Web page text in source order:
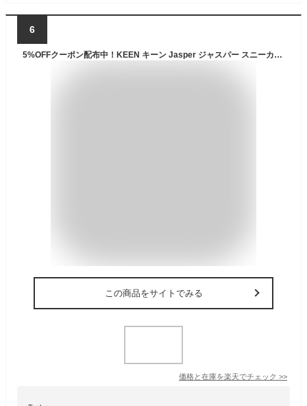
6
5%OFFクーポン配布中！KEEN キーン Jasper ジャスパー スニーカー シューズ 靴アウトドアシューズ トレッキング キャンプ レディース ベージュ 撥水 スエード 1004347プレゼント ギフト 通勤 通学 送料無料
この商品をサイトでみる
価格と在庫を楽天でチェック >>